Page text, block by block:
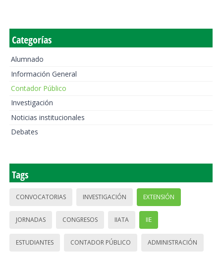
Categorías
Alumnado
Información General
Contador Público
Investigación
Noticias institucionales
Debates
Tags
CONVOCATORIAS INVESTIGACIÓN EXTENSIÓN
JORNADAS CONGRESOS IIATA IIE
ESTUDIANTES CONTADOR PÚBLICO ADMINISTRACIÓN